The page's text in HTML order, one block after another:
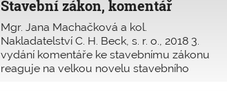
se vzpamatuje. Počasí nebylo příznivé pro
fyzickou práci, ale zase jsem si udělal
několik výletů, na které bych jindy neměl
čas.Vláda reagovala na horké počasí
a hned sáhla ke zjednodušení. Rybníky do
2 hektarů hloubky 1,5 m si může na svém
Stavební zákon, komentář
Mgr. Jana Machačková a kol.
Nakladatelství C. H. Beck, s. r. o., 2018 3.
vydání komentáře ke stavebnímu zákonu
reaguje na velkou novelu stavebního